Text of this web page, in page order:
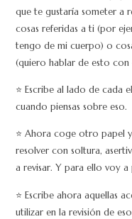
que te gustaría someter a
cosas referidas a ti (por
tengo de mi cuerpo) o
(quiero hablar de esto con
⭐ Escribe al lado de cada
cuando piensas sobre eso.
⭐ Ahora coge otro papel
resolver con soltura,
a revisar. Y para ello voy a
⭐ Escribe ahora aquellas
utilizar en la revisión de